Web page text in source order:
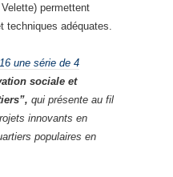
permettent
techniques adéquates.
une série de 4
sociale et
qui présente au fil
innovants en
populaires en